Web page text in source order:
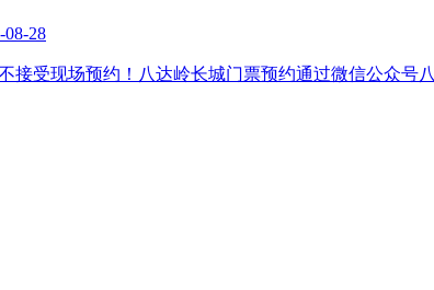
08-28
接受现场预约！八达岭长城门票预约通过微信公众号八